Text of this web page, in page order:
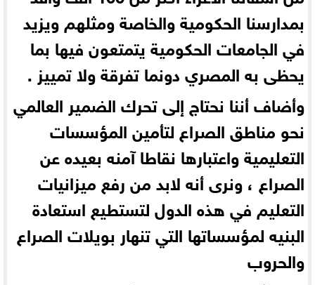
بمدارسنا الحكومية والخاصة ومثلهم ويزيد
في الجامعات الحكومية يتمتعون فيها بما
يحظى به المصري دونما تفرقة ولا تمييز .
وأضاف أننا نحتاج إلى تحرك الضمير العالمي
نحو مناطق الصراع لتأمين المؤسسات
التعليمية واعتبارها نقاطا آمنه بعيده عن
الصراع ، ونرى أنه لابد من رفع ميزانيات
التعليم في هذه الدول لتستطيع استعادة
البنيه لمؤسساتها التي تنهار بويلات الصراع
والحروب